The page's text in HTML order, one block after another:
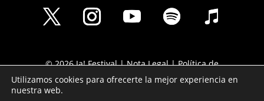
© 2026 Ja! Festival |Nota Legal|Política de
Privacidad|Política de cookies
Utilizamos cookies para ofrecerte la mejor experiencia en
nuestra web.